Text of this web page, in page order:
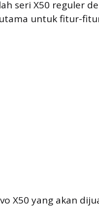
seri X50 reguler
untuk fitur-
X50 yang akan